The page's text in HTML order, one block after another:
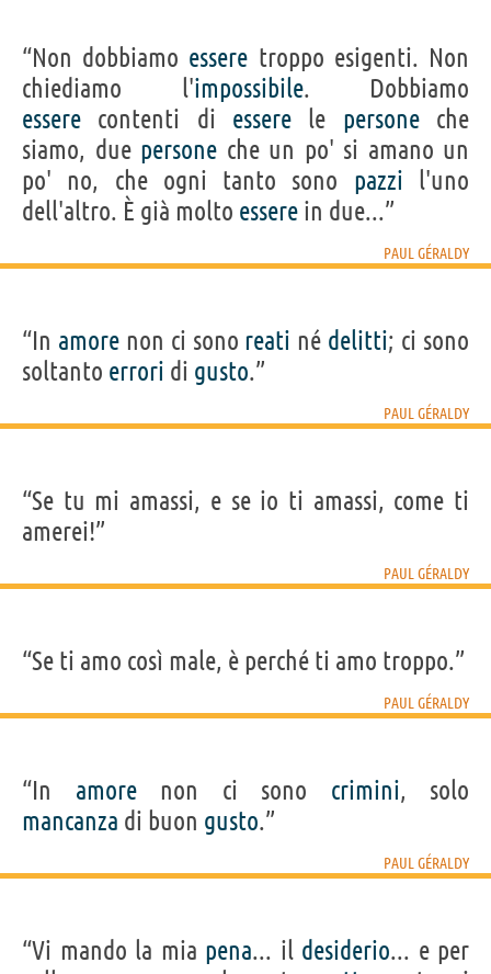
“Non dobbiamo essere troppo esigenti. Non
chiediamo l'impossibile. Dobbiamo
essere contenti di essere le personeche
siamo, due persone che un po' si amano un
po' no, che ogni tanto sono pazzi l'uno
dell'altro. È già molto essere in due...”
PAUL GÉRALDY
“In amorenon ci sono reati né delitti; ci sono
soltanto errori di gusto.”
PAUL GÉRALDY
“Se tu mi amassi, e se io ti amassi, come ti
amerei!”
PAUL GÉRALDY
“Se ti amo così male, è perché ti amo troppo.”
PAUL GÉRALDY
“In amorenon ci sono crimini, solo
mancanza di buon gusto.”
PAUL GÉRALDY
“Vi mando la mia pena... il desiderio... e per